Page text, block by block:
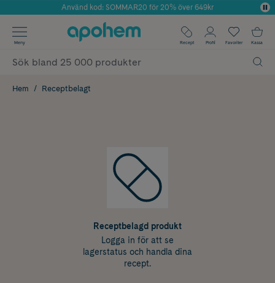
Årets Butik 2025 inom Skönhet
Använd kod: SOMMAR20 för 20% över 649kr
✓ Fri frakt
✓ Poäng på alla köp*
Meny Recept Profil Favoriter Kassa
Hem Receptbelagt
Receptbelagd produkt
Logga in för att se
lagerstatus och handla dina
recept.